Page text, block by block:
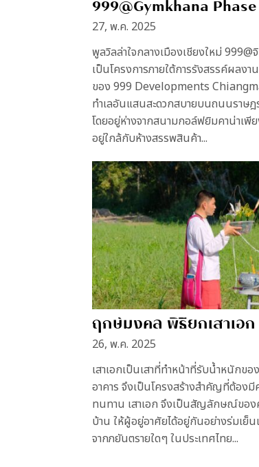
999@Gymkhana
27, พ.ค. 2025
พูลวิลล่าใจกลางเมืองเชียงใหม่ 999@
เป็นโครงการภายใต้การรังสรรค์ผลง
ของ 999 Developments
ทำเลอันแสนสะดวกสบายบนถนนราษ
โดยอยู่ห่างจากสนามกอล์ฟยิมคาน่าเพี
อยู่ใกล้กับห้างสรรพสินค้า...
ฤกษ์มงคล พิธียกเสาเอก
26, พ.ค. 2025
เสาเอกเป็นเสาที่ทำหน้าที่รับน้ำหนักขอ
อาคาร จึงเป็นโครงสร้างสำคัญที่ต้องมี
ทนทาน เสาเอก จึงเป็นสัญลักษณ์ขอ
บ้าน ให้ผู้อยู่อาศัยได้อยู่กันอย่างร่มเย็
จากภยันตรายใดๆ ในประเทศไทย...